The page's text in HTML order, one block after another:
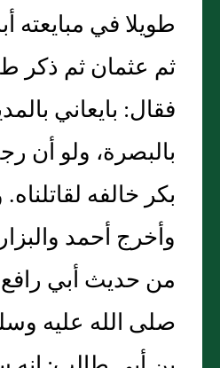
طويلا في مبايعته
ثم عثمان ثم ذكر
فقال: بايعاني
بالبصرة، ولو أن
بكر خالفه
وأخرج أحمد
من حديث أبي
صلى الله عليه